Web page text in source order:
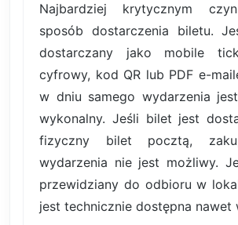
Najbardziej krytycznym
sposób dostarczenia biletu.
dostarczany jako mobile
cyfrowy, kod QR lub PDF e-
w dniu samego wydarzenia
wykonalny. Jeśli bilet jest
fizyczny bilet pocztą,
wydarzenia nie jest możliwy.
przewidziany do odbioru w
jest technicznie dostępna nawet